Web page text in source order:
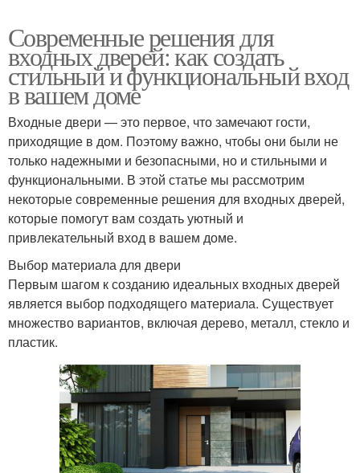
Современные решения для
входных дверей: как создать
стильный и функциональный вход
в вашем доме
Входные двери — это первое, что замечают гости,
приходящие в дом. Поэтому важно, чтобы они были не
только надежными и безопасными, но и стильными и
функциональными. В этой статье мы рассмотрим
некоторые современные решения для входных дверей,
которые помогут вам создать уютный и
привлекательный вход в вашем доме.
Выбор материала для двери
Первым шагом к созданию идеальных входных дверей
является выбор подходящего материала. Существует
множество вариантов, включая дерево, металл, стекло и
пластик.